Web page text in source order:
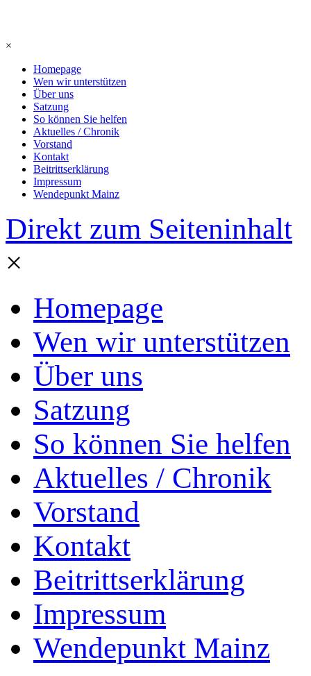
×
Homepage
Wen wir unterstützen
Über uns
Satzung
So können Sie helfen
Aktuelles / Chronik
Vorstand
Kontakt
Beitrittserklärung
Impressum
Wendepunkt Mainz
Direkt zum Seiteninhalt
×
Homepage
Wen wir unterstützen
Über uns
Satzung
So können Sie helfen
Aktuelles / Chronik
Vorstand
Kontakt
Beitrittserklärung
Impressum
Wendepunkt Mainz